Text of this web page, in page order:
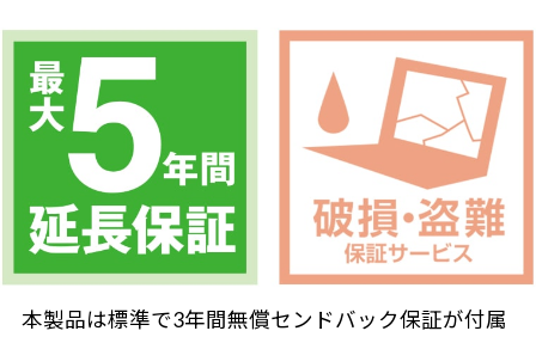
本製品は標準で3年間無償センドバック保証が付属